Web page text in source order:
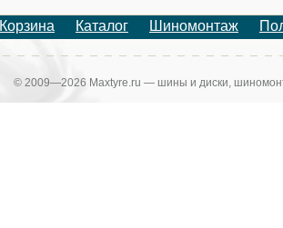
Корзина Каталог Шиномонтаж
© 2009—2026 Maxtyre.ru — шины и диски,